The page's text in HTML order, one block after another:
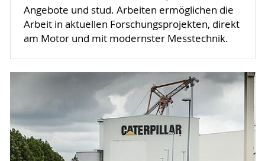
Angebote und stud. Arbeiten ermöglichen die
Arbeit in aktuellen Forschungsprojekten, direkt
am Motor und mit modernster Messtechnik.